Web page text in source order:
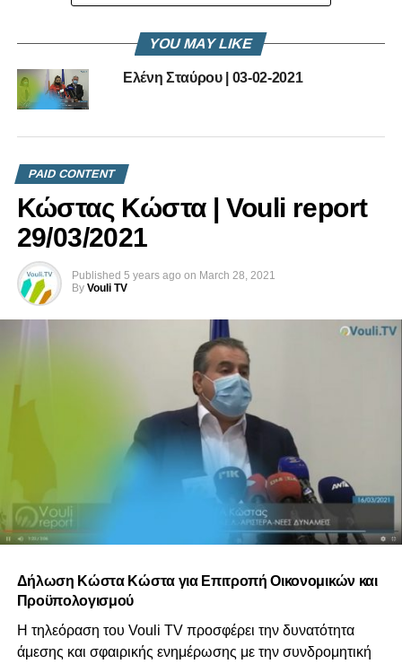
RELATED TOPICS:
ΔΉΛΩΣΗ ΕΛΈΝΗ ΣΤΑΎΡΟΥ ΓΙΑ ΕΠΙΤΡΟΠΉ ΕΝΈΡΓΕΙΑΣ
ΕΛΈΝΗ ΣΤΑΎΡΟΥ
2021
DON'T MISS
Γιώργος Προκοπίου | 27-01-2021
YOU MAY LIKE
Ελένη Σταύρου | 03-02-2021
PAID CONTENT
Κώστας Κώστα | Vouli report
29/03/2021
Published 5 years ago on March 28, 2021
By Vouli TV
Δήλωση Κώστα Κώστα για Επιτροπή Οικονομικών και
Προϋπολογισμού
Η τηλεόραση του Vouli TV προσφέρει την δυνατότητα
άμεσης και σφαιρικής ενημέρωσης με την συνδρομητική